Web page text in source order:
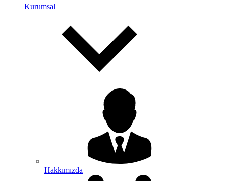
Kurumsal
Hakkımızda